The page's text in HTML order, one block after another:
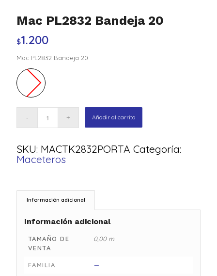
Mac PL2832 Bandeja 20
$1.200
Mac PL2832 Bandeja 20
Añadir al carrito
SKU: MACTK2832PORTA Categoría:
Maceteros
Información adicional
Información adicional
TAMAÑO DE
VENTA
0,00 m
FAMILIA —